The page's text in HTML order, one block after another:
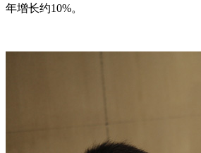
年增长约10%。